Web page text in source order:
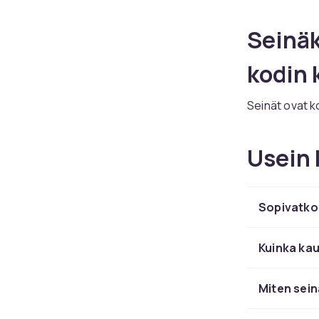
kodin
Seinät ovat
eklektisyys
joissa ei
Usein
Kuinka
Miten